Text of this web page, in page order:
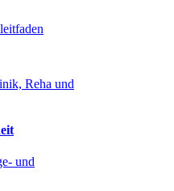
Reha und
und